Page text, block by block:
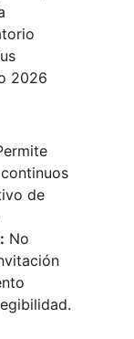
2026
de
No